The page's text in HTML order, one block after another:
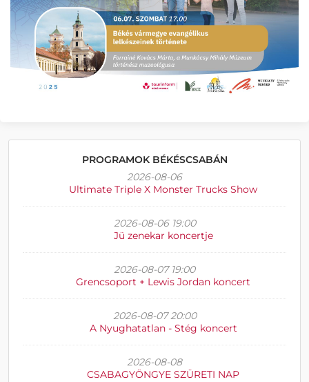
PROGRAMOK BÉKÉSCSABÁN
2026-08-06
Ultimate Triple X Monster Trucks Show
2026-08-06 19:00
Jü zenekar koncertje
2026-08-07 19:00
Grencsoport + Lewis Jordan koncert
2026-08-07 20:00
A Nyughatatlan - Stég koncert
2026-08-08
CSABAGYÖNGYE SZÜRETI NAP